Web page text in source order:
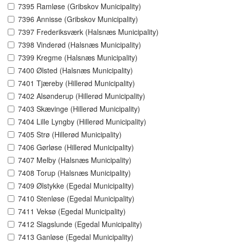
7395 Ramløse (Gribskov Municipality)
7396 Annisse (Gribskov Municipality)
7397 Frederiksværk (Halsnæs Municipality)
7398 Vinderød (Halsnæs Municipality)
7399 Kregme (Halsnæs Municipality)
7400 Ølsted (Halsnæs Municipality)
7401 Tjæreby (Hillerød Municipality)
7402 Alsønderup (Hillerød Municipality)
7403 Skævinge (Hillerød Municipality)
7404 Lille Lyngby (Hillerød Municipality)
7405 Strø (Hillerød Municipality)
7406 Gørløse (Hillerød Municipality)
7407 Melby (Halsnæs Municipality)
7408 Torup (Halsnæs Municipality)
7409 Ølstykke (Egedal Municipality)
7410 Stenløse (Egedal Municipality)
7411 Veksø (Egedal Municipality)
7412 Slagslunde (Egedal Municipality)
7413 Ganløse (Egedal Municipality)